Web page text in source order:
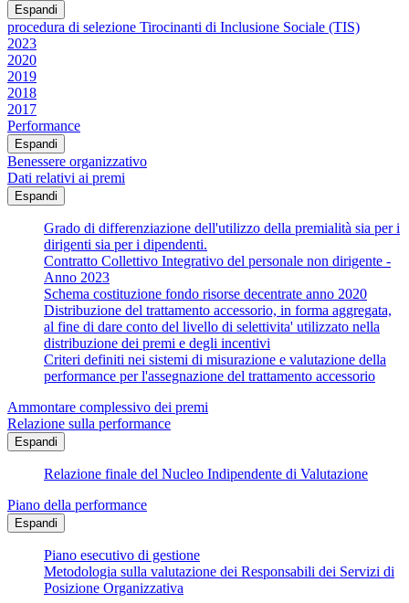
Espandi
procedura di selezione Tirocinanti di Inclusione Sociale (TIS)
2023
2020
2019
2018
2017
Performance
Espandi
Benessere organizzativo
Dati relativi ai premi
Espandi
Grado di differenziazione dell'utilizzo della premialità sia per i
dirigenti sia per i dipendenti.
Contratto Collettivo Integrativo del personale non dirigente -
Anno 2023
Schema costituzione fondo risorse decentrate anno 2020
Distribuzione del trattamento accessorio, in forma aggregata,
al fine di dare conto del livello di selettivita' utilizzato nella
distribuzione dei premi e degli incentivi
Criteri definiti nei sistemi di misurazione e valutazione della
performance per l'assegnazione del trattamento accessorio
Ammontare complessivo dei premi
Relazione sulla performance
Espandi
Relazione finale del Nucleo Indipendente di Valutazione
Piano della performance
Espandi
Piano esecutivo di gestione
Metodologia sulla valutazione dei Responsabili dei Servizi di
Posizione Organizzativa